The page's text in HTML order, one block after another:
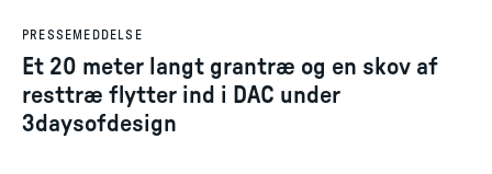
PRESSEMEDDELSE
Et 20 meter langt grantræ og en skov af
resttræ flytter ind i DAC under
3daysofdesign